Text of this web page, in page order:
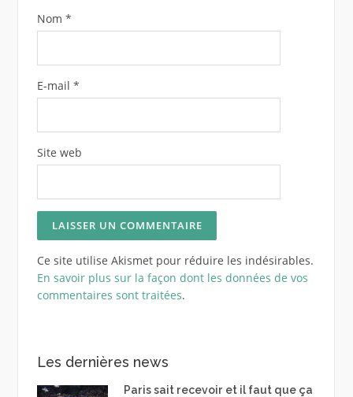
Nom *
E-mail *
Site web
Ce site utilise Akismet pour réduire les indésirables.
En savoir plus sur la façon dont les données de vos
commentaires sont traitées.
Les dernières news
Paris sait recevoir et il faut que ça